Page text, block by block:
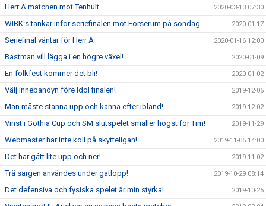
Herr A matchen mot Tenhult. 2020-03-13 07:30
WIBK:s tankar inför seriefinalen mot Forserum på söndag. 2020-01-17
Seriefinal väntar för Herr A 2020-01-16 12:00
Bastman vill lägga i en högre växel! 2020-01-09
En folkfest kommer det bli! 2020-01-02
Välj innebandyn före Idol finalen! 2019-12-05
Man måste stanna upp och känna efter ibland! 2019-12-02
Vinst i Gothia Cup och SM slutspelet smäller högst för Tim! 2019-11-29
Webmaster har inte koll på skytteligan! 2019-11-05 14:00
Det har gått lite upp och ner! 2019-11-02
Trä sargen användes under gatlopp! 2019-10-29 08:14
Det defensiva och fysiska spelet är min styrka! 2019-10-25